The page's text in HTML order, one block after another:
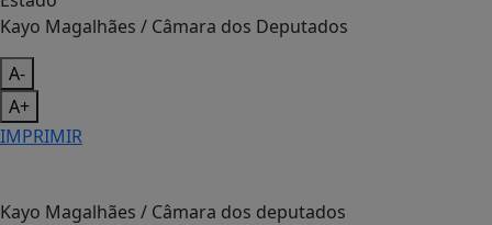
Kayo Magalhães / Câmara dos Deputados
A-
A+
IMPRIMIR
Kayo Magalhães / Câmara dos deputados